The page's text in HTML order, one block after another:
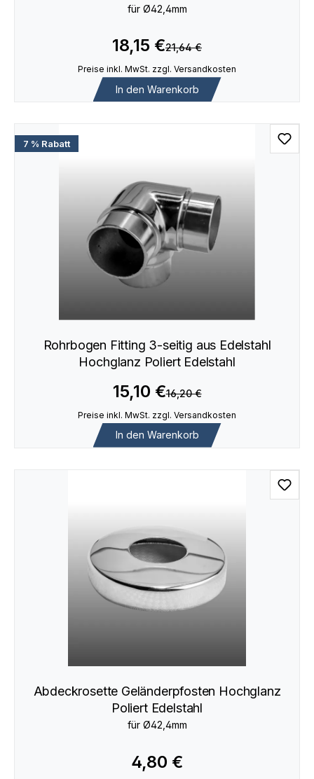
für Ø42,4mm
18,15 €21,64 €
Preise inkl. MwSt. zzgl. Versandkosten
In den Warenkorb
7 % Rabatt
Rohrbogen Fitting 3-seitig aus Edelstahl
Hochglanz Poliert Edelstahl
15,10 €16,20 €
Preise inkl. MwSt. zzgl. Versandkosten
In den Warenkorb
Abdeckrosette Geländerpfosten Hochglanz
Poliert Edelstahl
für Ø42,4mm
4,80 €